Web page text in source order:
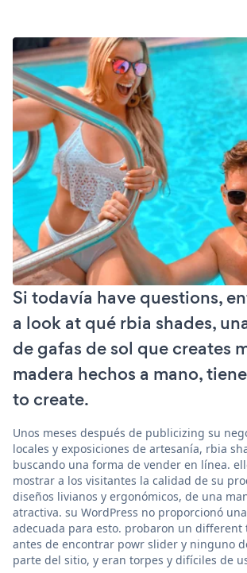
Si todavía have questions,
a look at qué rbia shades,
de gafas de sol que creates
madera hechos a mano,
to create.
Unos meses después de publicizing su
locales y exposiciones de artesanía, rbia
buscando una forma de vender en línea.
mostrar a los visitantes la calidad de su
diseños livianos y ergonómicos, de una
atractiva. su WordPress no proporcionó
adecuada para esto. probaron un
antes de encontrar powr slider y ninguno
parte del sitio, y eran torpes y difíciles de